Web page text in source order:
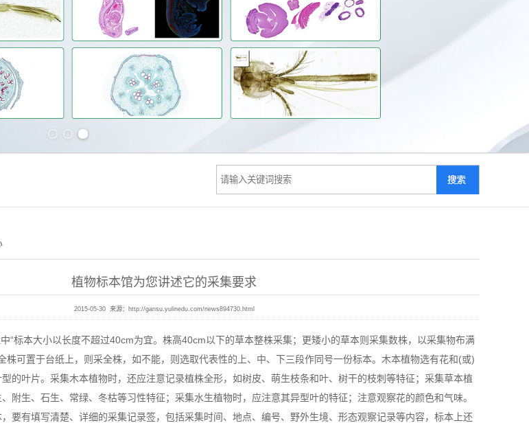
植物标本馆为您讲述它的采集要求
2015-05-30 来源： http://gansu.yulinedu.com/news894730.html
“标本大小以长度不超过40cm为宜。株高40cm以下的草本整株采集；更矮小的草本则采集数株，以采集物布满
株可置于台纸上，则采全株，如不能，则选取代表性的上、中、下三段作同号一份标本。木本植物选有花和(或)
的叶片。采集木本植物时，还应注意记录植株全形，如树皮、萌生枝条和叶、树干的枝刺等特征；采集草本植
附生、石生、常绿、冬枯等习性特征；采集水生植物时，应注意其异型叶的特征；注意观察花的颜色和气味。
要有填写清楚、详细的采集记录签，包括采集时间、地点、编号、野外生境、形态观察记录等内容，标本上还